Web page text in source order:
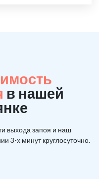
в нашей
выхода запоя и наш
3-х минут круглосуточно.